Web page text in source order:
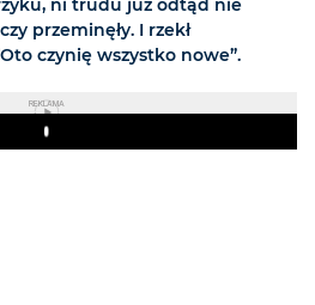
ni trudu już odtąd nie
przeminęły. I rzekł
czynię wszystko nowe”.
REKLAMA
Play